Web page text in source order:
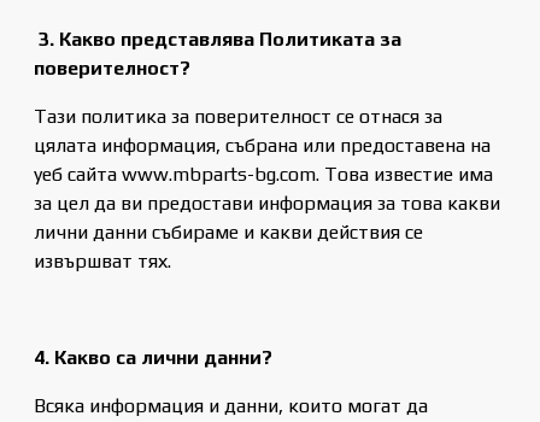
3. Какво представлява Политиката за
поверителност?
Тази политика за поверителност се отнася за
цялата информация, събрана или предоставена на
уеб сайта www.mbparts-bg.com. Това известие има
за цел да ви предостави информация за това какви
лични данни събираме и какви действия се
извършват тях.
4. Какво са лични данни?
Всяка информация и данни, които могат да